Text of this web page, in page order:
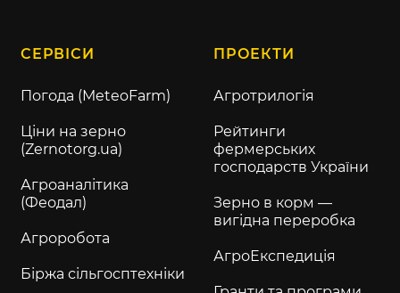
СЕРВІСИ
Погода (MeteoFarm)
Ціни на зерно
(Zernotorg.ua)
Агроаналітика
(Феодал)
Агроробота
Біржа сільгосптехніки
ПРОЕКТИ
Агротрилогія
Рейтинги
фермерських
господарств України
Зерно в корм —
вигідна переробка
АгроЕкспедиція